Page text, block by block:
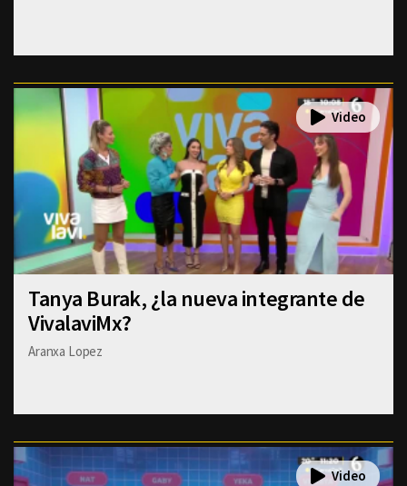
Tanya Burak, ¿la nueva integrante de
VivalaviMx?
Aranxa Lopez